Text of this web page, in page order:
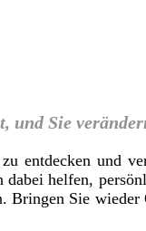
und Sie
entdecken und
helfen,
Sie wieder